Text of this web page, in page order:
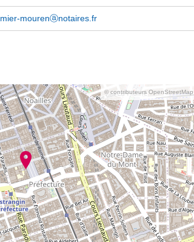
mourenⓐnotaires.fr
© contributeurs OpenStreetMap